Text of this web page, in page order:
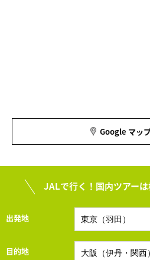
Google マッ
JALで行く！国内ツアー
出発地
目的地